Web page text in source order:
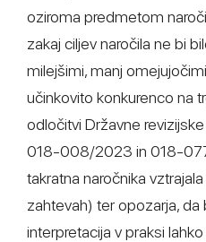
oziroma predmetom
zakaj ciljev naročila ne bi
milejšimi, manj
učinkovito konkurenco na
odločitvi Državne
018-008/2023 in 018-
takratna naročnika
zahtevah) ter opozarja, da
interpretacija v praksi